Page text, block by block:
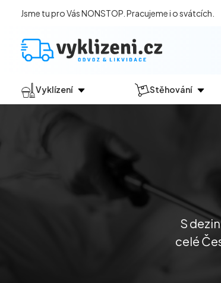
Jsme tu pro Vás NONSTOP. Pracujeme i o svátcích.
Vyklízení
Vyklízení komerčních prostor
Stěhování
S
celé